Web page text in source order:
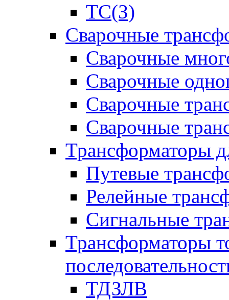
ТС(З)
Сварочные
Сварочные
Сварочные
Сварочные
Сварочные
Трансформаторы
Путевые
Релейные
Сигнальные
Трансформаторы
ТДЗЛВ